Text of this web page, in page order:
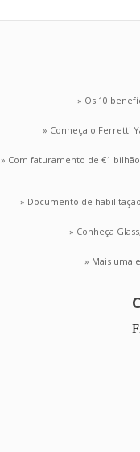
» Os 10
» Conheça o Ferretti
» Com faturamento de €1
» Documento de
» Conheça
» Mais uma